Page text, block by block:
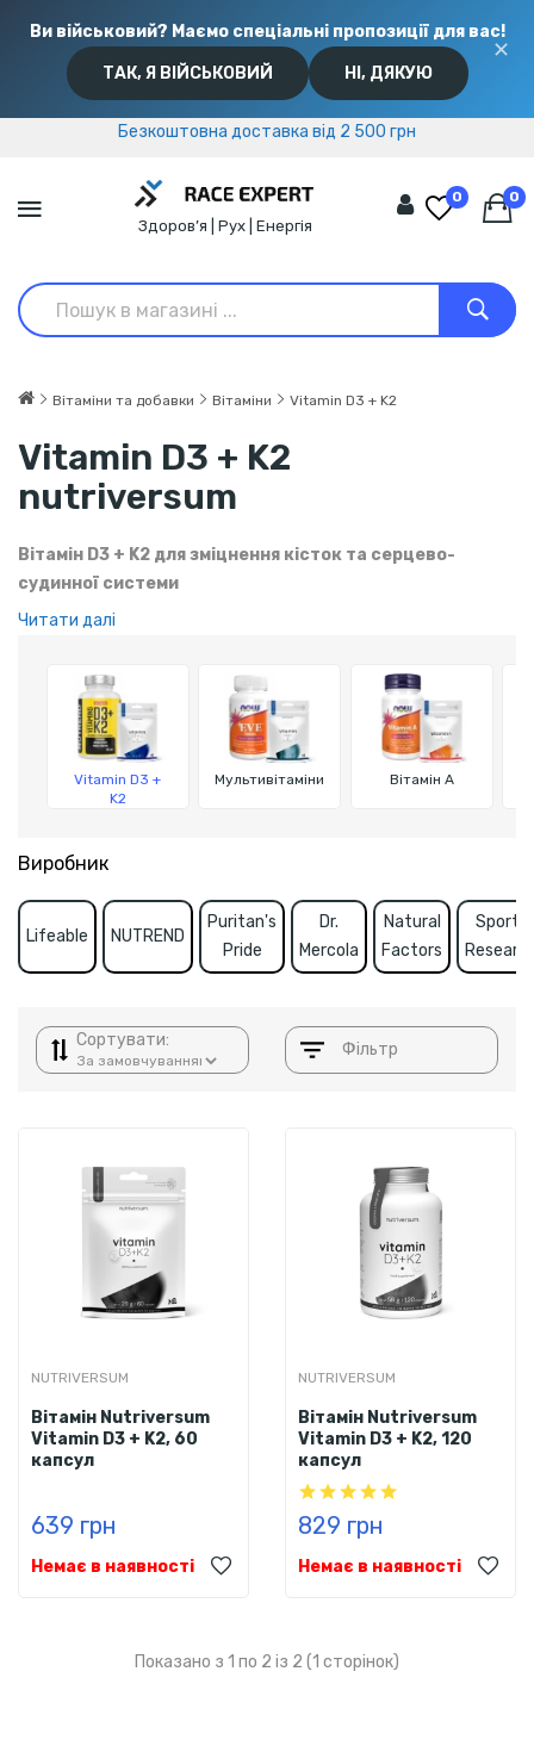
Ви військовий? Маємо спеціальні пропозиції для вас!
ТАК, Я ВІЙСЬКОВИЙ НІ, ДЯКУЮ
✕
Безкоштовна доставка від 2 500 грн
Безкоштовна доставка від 2 500 грн
Здоров’я | Рух | Енергія
0 0
Вітаміни та добавки Вітаміни Vitamin D3 + K2
Vitamin D3 + K2
nutriversum
Вітамін D3 + K2 для зміцнення кісток та серцево-
судинної системи
Комплекс D3 + K2 поєднує вітаміни для підтримки міцних
D підвищує засвоєння кальцію, а вітамін K2 відповідає за його
правильний розподіл. Забезпечте своєму організму
оптимальне засвоєння кальцію та надійний захист від
кальцинозу артерій.
Читати далі
Мультивітаміни Вітамін A
Vitamin D3 +
K2
Виробник
Lifeable NUTREND
Puritan's
Pride
Dr.
Mercola
Natural
Factors
Sports
Сортувати: Фільтр
NUTRIVERSUM
Вітамін Nutriversum
Vitamin D3 + K2, 60
капсул
639 грн
Немає в наявності
NUTRIVERSUM
Вітамін Nutriversum
Vitamin D3 + K2, 120
капсул
829 грн
Немає в наявності
Показано з 1 по 2 із 2 (1 сторінок)